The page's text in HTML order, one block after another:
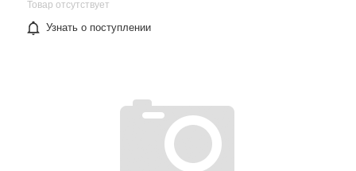
Товар отсутствует
Узнать о поступлении